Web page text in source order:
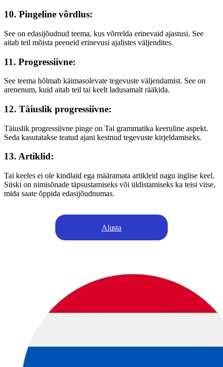
10. Pingeline võrdlus:
See on edasijõudnud teema, kus võrrelda erinevaid ajastusi. See
aitab teil mõista peeneid erinevusi ajalistes väljendites.
11. Progressiivne:
See teema hõlmab käimasolevate tegevuste väljendamist. See on
arenenum, kuid aitab teil tai keelt ladusamalt rääkida.
12. Täiuslik progressiivne:
Täiuslik progressiivne pinge on Tai grammatika keeruline aspekt.
Seda kasutatakse teatud ajani kestnud tegevuste kirjeldamiseks.
13. Artiklid:
Tai keeles ei ole kindlaid ega määramata artikleid nagu inglise keel.
Siiski on nimisõnade täpsustamiseks või üldistamiseks ka teisi viise,
mida saate õppida edasijõudnumas.
Alusta